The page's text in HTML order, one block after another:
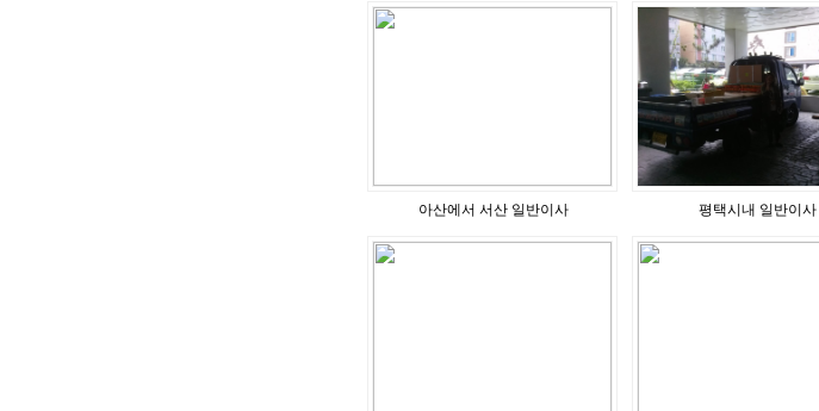
아산에서 서산 일반이사 평택시내 일반이사